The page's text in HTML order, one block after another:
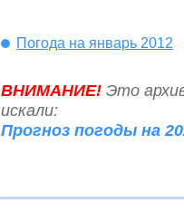
Погода на январь 2012
ВНИМАНИЕ! Это
искали:
Прогноз погоды на